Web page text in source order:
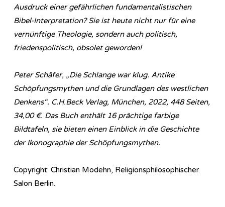
Ausdruck einer gefährlichen fundamentalistischen
Bibel-Interpretation? Sie ist heute nicht nur für eine
vernünftige Theologie, sondern auch politisch,
friedenspolitisch, obsolet geworden!
Peter Schäfer, „Die Schlange war klug. Antike
Schöpfungsmythen und die Grundlagen des westlichen
Denkens“. C.H.Beck Verlag, München, 2022, 448 Seiten,
34,00 €. Das Buch enthält 16 prächtige farbige
Bildtafeln, sie bieten einen Einblick in die Geschichte
der Ikonographie der Schöpfungsmythen.
Copyright: Christian Modehn, Religionsphilosophischer
Salon Berlin.